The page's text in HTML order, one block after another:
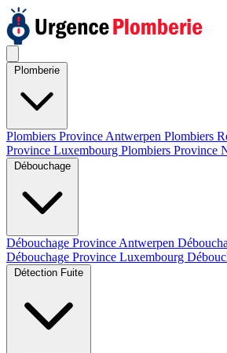
Plombiers Province Antwerpen Plombiers
Province Luxembourg Plombiers Province
Débouchage Province Antwerpen
Débouchage Province Luxembourg